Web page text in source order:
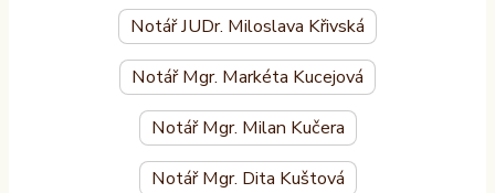
Notář JUDr. Miloslava Křivská
Notář Mgr. Markéta Kucejová
Notář Mgr. Milan Kučera
Notář Mgr. Dita Kuštová